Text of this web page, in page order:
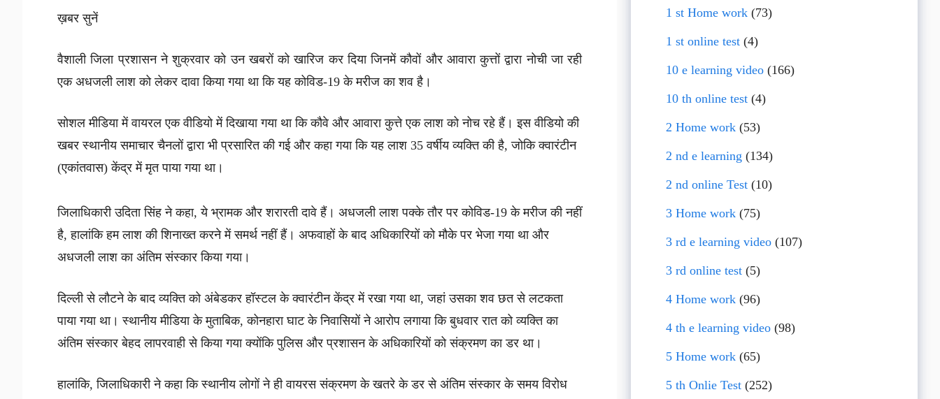
ख़बर सुनें
वैशाली जिला प्रशासन ने शुक्रवार को उन खबरों को खारिज कर दिया जिनमें कौवों और आवारा कुत्तों द्वारा नोची जा रही
एक अधजली लाश को लेकर दावा किया गया था कि यह कोविड-19 के मरीज का शव है।
सोशल मीडिया में वायरल एक वीडियो में दिखाया गया था कि कौवे और आवारा कुत्ते एक लाश को नोच रहे हैं। इस वीडियो की
खबर स्थानीय समाचार चैनलों द्वारा भी प्रसारित की गई और कहा गया कि यह लाश 35 वर्षीय व्यक्ति की है, जोकि क्वारंटीन
(एकांतवास) केंद्र में मृत पाया गया था।
जिलाधिकारी उदिता सिंह ने कहा, ये भ्रामक और शरारती दावे हैं। अधजली लाश पक्के तौर पर कोविड-19 के मरीज की नहीं
है, हालांकि हम लाश की शिनाख्त करने में समर्थ नहीं हैं। अफवाहों के बाद अधिकारियों को मौके पर भेजा गया था और
अधजली लाश का अंतिम संस्कार किया गया।
दिल्ली से लौटने के बाद व्यक्ति को अंबेडकर हॉस्टल के क्वारंटीन केंद्र में रखा गया था, जहां उसका शव छत से लटकता
पाया गया था। स्थानीय मीडिया के मुताबिक, कोनहारा घाट के निवासियों ने आरोप लगाया कि बुधवार रात को व्यक्ति का
अंतिम संस्कार बेहद लापरवाही से किया गया क्योंकि पुलिस और प्रशासन के अधिकारियों को संक्रमण का डर था।
हालांकि, जिलाधिकारी ने कहा कि स्थानीय लोगों ने ही वायरस संक्रमण के खतरे के डर से अंतिम संस्कार के समय विरोध
1 st Home work (73)
1 st online test (4)
10 e learning video (166)
10 th online test (4)
2 Home work (53)
2 nd e learning (134)
2 nd online Test (10)
3 Home work (75)
3 rd e learning video (107)
3 rd online test (5)
4 Home work (96)
4 th e learning video (98)
5 Home work (65)
5 th Onlie Test (252)